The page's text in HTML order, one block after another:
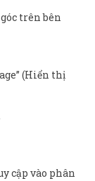
trên bên
(Hiển thị
cập vào phân